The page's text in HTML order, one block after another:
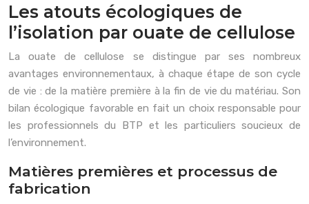
Les atouts écologiques de
l’isolation par ouate de cellulose
La ouate de cellulose se distingue par ses nombreux
avantages environnementaux, à chaque étape de son cycle
de vie : de la matière première à la fin de vie du matériau. Son
bilan écologique favorable en fait un choix responsable pour
les professionnels du BTP et les particuliers soucieux de
l’environnement.
Matières premières et processus de
fabrication